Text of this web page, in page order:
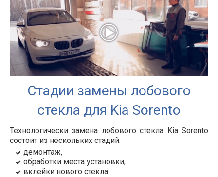
Стадии замены лобового
стекла для Kia Sorento
Технологически замена лобового стекла Kia Sorento
состоит из нескольких стадий:
демонтаж,
обработки места установки,
вклейки нового стекла.